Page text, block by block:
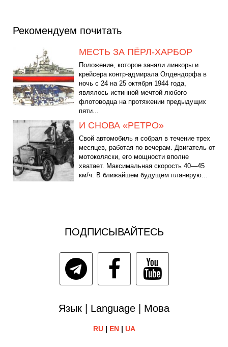
Рекомендуем почитать
МЕСТЬ ЗА ПЁРЛ-ХАРБОР
Положение, которое заняли линкоры и
крейсера контр-адмирала Олдендорфа в
ночь с 24 на 25 октября 1944 года,
являлось истинной мечтой любого
флотоводца на протяжении предыдущих
пяти...
И СНОВА «РЕТРО»
Свой автомобиль я собрал в течение трех
месяцев, работая по вечерам. Двигатель от
мотоколяски, его мощности вполне
хватает. Максимальная скорость 40—45
км/ч. В ближайшем будущем планирую...
ПОДПИСЫВАЙТЕСЬ
Язык | Language | Мова
RU| EN| UA